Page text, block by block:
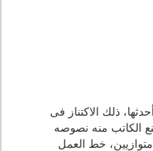
ذلك الاكتناز فى
الكاتب منه نصوصه
خط العمل